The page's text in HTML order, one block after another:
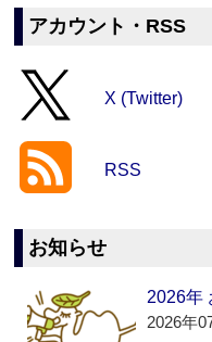
アカウント・RSS
X (Twitter)
RSS
お知らせ
2026年
2026年